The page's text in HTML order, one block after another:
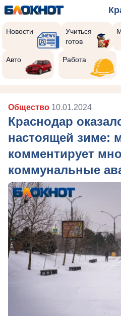
Новости
Учиться
готов
Авто Работа
Общество 10.01.2024
Краснодар
настоящей зиме:
комментирует
коммунальные